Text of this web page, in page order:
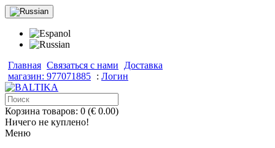
Главная Связаться с нами
Доставка
магазин: 977071885 : Логин
Корзина товаров: 0 (€ 0.00)
Ничего не куплено!
Меню